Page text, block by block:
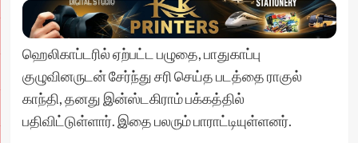
ஹெலிகாப்டரில் ஏற்பட்ட பழுதை, பாதுகாப்பு
குழுவினருடன் சேர்ந்து சரி செய்த படத்தை ராகுல்
காந்தி, தனது இன்ஸ்டகிராம் பக்கத்தில்
பதிவிட்டுள்ளார். இதை பலரும் பாராட்டியுள்ளனர்.